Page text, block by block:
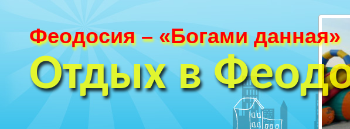
Феодосия – «Богами данная»
Отдых в
Фотографии Феодосии и Крыма. Пляжи Крыма
Феодосия, Орджоникидзе Крым фото,
фото города, Крым фото Феодосия.